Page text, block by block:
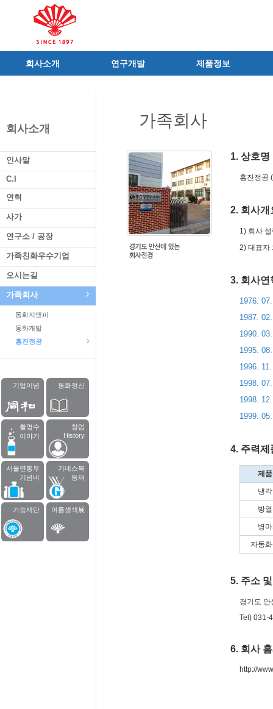
회사소개
사가
연구소/공장
가족친화우수기업
오시는길
연구개발
조직 및 업무
주요 연구과제
기술혁신 네트워크
글로벌 동화
제품정보
전문의약품
일반의약품
의약외품
화장품
건강기능식품
식품ㆍ음료
공산품ㆍ기타
회사소개
인사말
C.I
연혁
사가
연구소 / 공장
가족친화우수기업
오시는길
가족회사
동화지앤피
동화개발
흥진정공
기업이념 동화정신
활명수
이야기
창업
History
서울연통부
기념비
기네스북
등재
가송재단 여름생색展
가족회사
1. 상호명
흥진정공
2. 회사개
1) 회사
2) 대표자
3. 회사연
1976. 07.
1987. 02.
1990. 03.
1995. 08.
1996. 11.
1998. 07.
1998. 12.
1999. 05.
4. 주력제
제
냉
방
병
자동
5. 주소
경기도
Tel) 031-
6. 회사
http://